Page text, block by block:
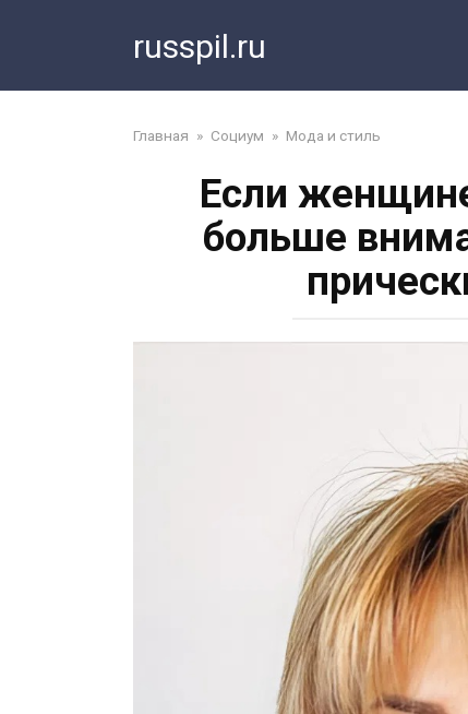
russpil.ru
Главная » Социум » Мода и стиль
Если
больше